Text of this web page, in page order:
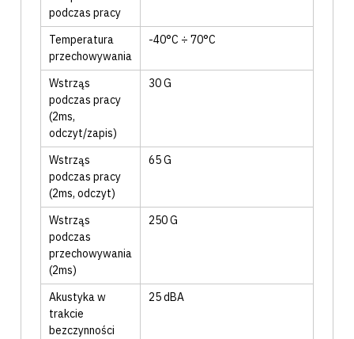
podczas pracy
Temperatura
przechowywania
-40°C ÷ 70°C
Wstrząs
podczas pracy
(2ms,
odczyt/zapis)
30G
Wstrząs
podczas pracy
(2ms, odczyt)
65G
Wstrząs
podczas
przechowywania
(2ms)
250G
Akustyka w
trakcie
bezczynności
25dBA